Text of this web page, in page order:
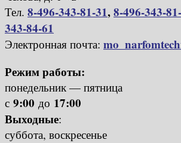
Тел. 8-496-343-81-31,8-496-343-
343-84-61
Электронная почта:
Режим работы:
понедельник — пятница
с 9:00 до 17:00
Выходные:
суббота, воскресенье